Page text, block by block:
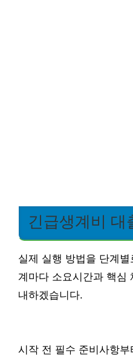
긴급생계비 대
실제 실행 방법을 단계
계마다 소요시간과 핵심
내하겠습니다.
시작 전 필수 준비사항